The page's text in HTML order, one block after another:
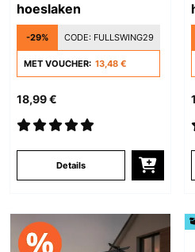
hoeslaken
-29% CODE: FULLSWING29
MET VOUCHER: 13,48 €
18,99 €
Details